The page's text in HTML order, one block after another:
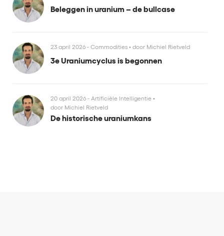
Beleggen in uranium – de bullcase
23 april 2026 - Commodities • door Michiel Rietveld
3e Uraniumcyclus is begonnen
20 april 2026 - Artificiële Intelligentie •
door Michiel Rietveld
De historische uraniumkans